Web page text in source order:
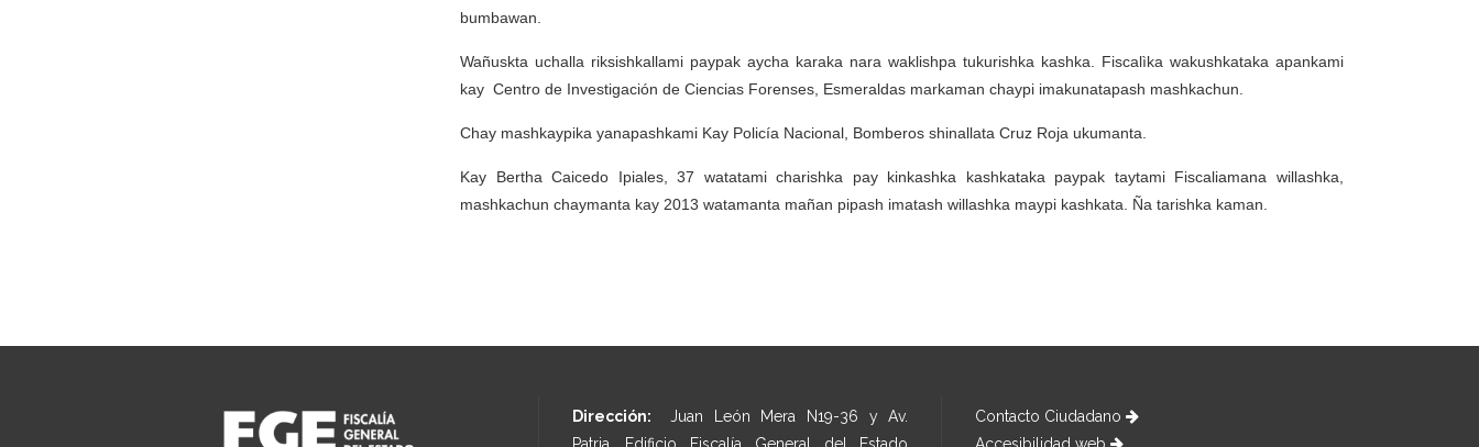
bumbawan.
Wañuskta uchalla riksishkallami paypak aycha karaka nara waklishpa tukurishka kashka. Fiscalìka wakushkataka apankami
kay Centro de Investigación de Ciencias Forenses, Esmeraldas markaman chaypi imakunatapash mashkachun.
Chay mashkaypika yanapashkami Kay Policía Nacional, Bomberos shinallata Cruz Roja ukumanta.
Kay Bertha Caicedo Ipiales, 37 watatami charishka pay kinkashka kashkataka paypak taytami Fiscaliamana willashka,
mashkachun chaymanta kay 2013 watamanta mañan pipash imatash willashka maypi kashkata. Ña tarishka kaman.
Dirección: Juan León Mera N19-36 y Av.
Contacto Ciudadano